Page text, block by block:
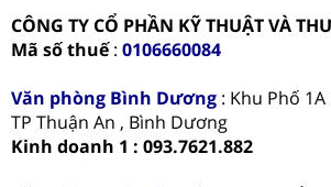
CÔNG TY CỔ PHẦN KỸ THUẬT VÀ
Mã số thuế: 0106660084
Văn phòng Bình Dương : Khu Phố
TP Thuận An , Bình Dương
Kinh doanh 1 : 093.7621.882